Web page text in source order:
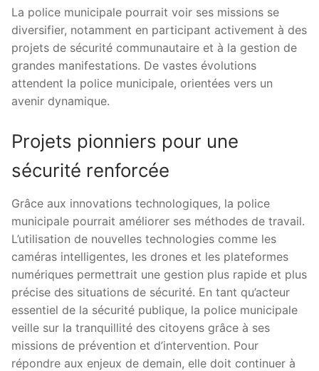
La police municipale pourrait voir ses missions se
diversifier, notamment en participant activement à des
projets de sécurité communautaire et à la gestion de
grandes manifestations. De vastes évolutions
attendent la police municipale, orientées vers un
avenir dynamique.
Projets pionniers pour une
sécurité renforcée
Grâce aux innovations technologiques, la police
municipale pourrait améliorer ses méthodes de travail.
L’utilisation de nouvelles technologies comme les
caméras intelligentes, les drones et les plateformes
numériques permettrait une gestion plus rapide et plus
précise des situations de sécurité. En tant qu’acteur
essentiel de la sécurité publique, la police municipale
veille sur la tranquillité des citoyens grâce à ses
missions de prévention et d’intervention. Pour
répondre aux enjeux de demain, elle doit continuer à